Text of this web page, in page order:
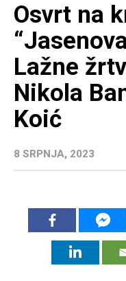
Osvrt na
Lažne
Nikola
Koić
8 SRPNJA, 2023